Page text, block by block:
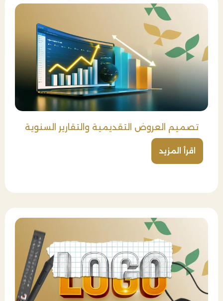
تصميم العروض التقديمية والتقارير السنوية
اقرأ المزيد